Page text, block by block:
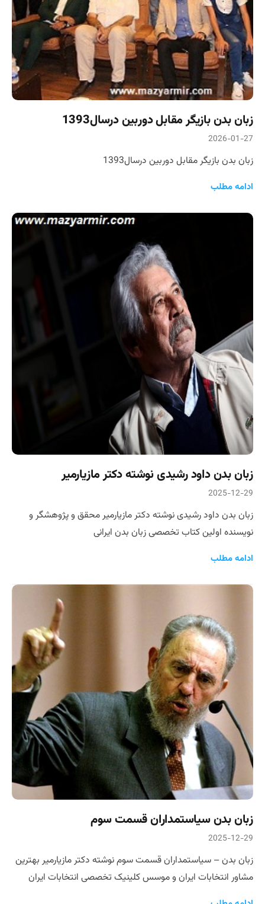
زبان بدن بازیگر مقابل دوربین درسال1393
2026-01-27
زبان بدن بازیگر مقابل دوربین درسال1393
ادامه مطلب
زبان بدن داود رشیدی نوشته دکتر مازیارمیر
2025-12-29
زبان بدن داود رشیدی نوشته دکتر مازیارمیر محقق و پژوهشگر و
نویسنده اولین کتاب تخصصی زبان بدن ایرانی
ادامه مطلب
زبان بدن سیاستمداران قسمت سوم
2025-12-29
زبان بدن – سیاستمداران قسمت سوم نوشته دکتر مازیارمیر بهترین
مشاور انتخابات ایران و موسس کلینیک تخصصی انتخابات ایران